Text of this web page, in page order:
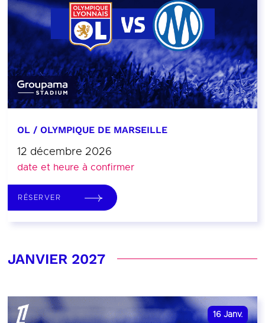
OL / OLYMPIQUE DE MARSEILLE
12 décembre 2026
date et heure à confirmer
RÉSERVER
JANVIER 2027
16 Janv.